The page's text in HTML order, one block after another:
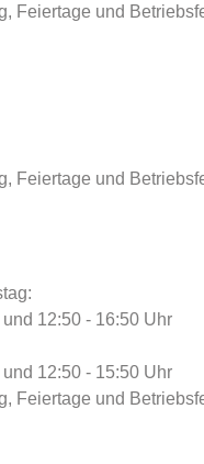
Feiertage und
Feiertage und
12:50 - 16:50 Uhr
12:50 - 15:50 Uhr
Feiertage und